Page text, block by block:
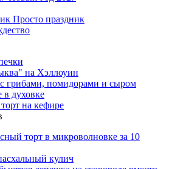
Просто праздник
на Хэллоуин
грибами, помидорами и сыром
в духовке
на кефире
торт в микроволновке за 10
кулич